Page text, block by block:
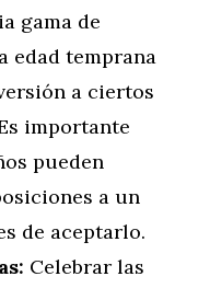
gama de
edad temprana
a ciertos
importante
pueden
a un
de aceptarlo.
Celebrar las